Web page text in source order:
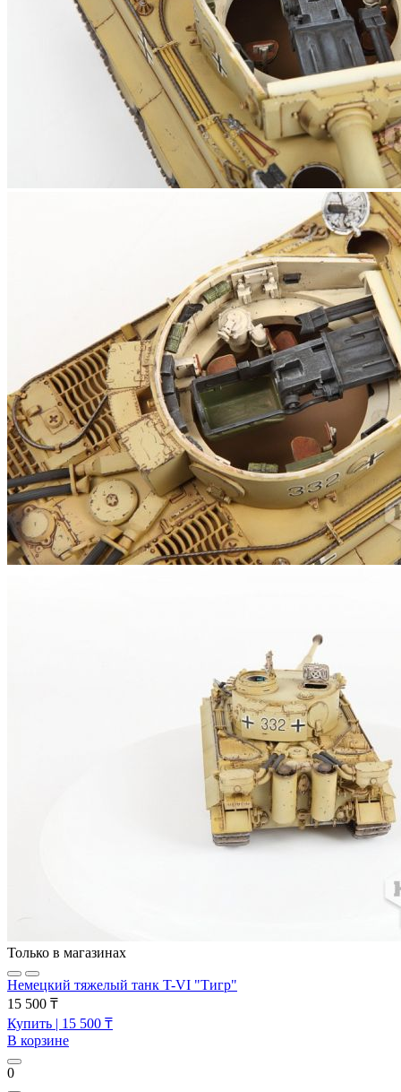
Только в магазинах
Немецкий тяжелый танк T-VI "Тигр"
15 500 ₸
Купить | 15 500 ₸
В корзине
0